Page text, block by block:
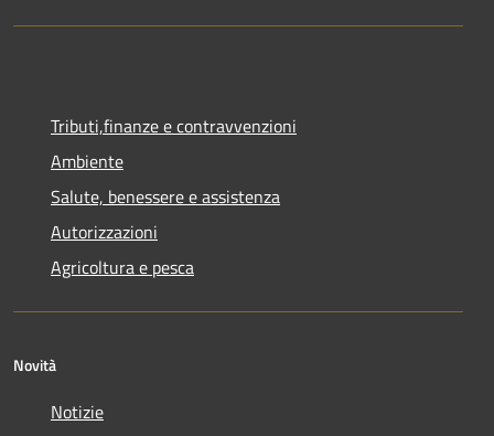
Tributi,finanze e contravvenzioni
Ambiente
Salute, benessere e assistenza
Autorizzazioni
Agricoltura e pesca
Novità
Notizie